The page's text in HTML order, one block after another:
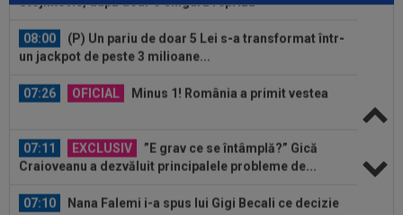
un jackpot de peste 3 milioane...
Craioveanu a dezvăluit principalele probleme de...
să ia cu Marius Baciu: "Nu are...